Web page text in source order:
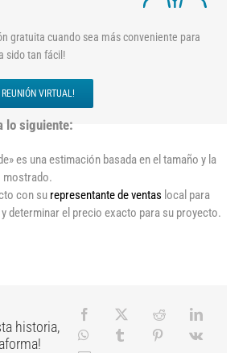
gratuita cuando sea más conveniente para
sido tan fácil!
VIRTUAL!
lo siguiente:
es una estimación basada en el tamaño y la
mostrado.
con su representante de ventas local para
determinar el precio exacto para su proyecto.
historia,